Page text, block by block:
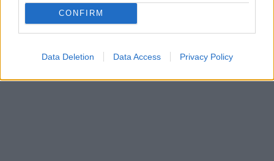
CONFIRM
Data Deletion Data Access Privacy Policy